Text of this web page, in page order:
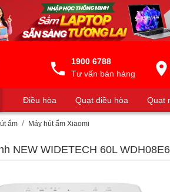
1900 6788
Tư vấn bán hàng
Điều hòa Quạt điều hòa Quạt
Máy lọc nước
ẩm Máy hút ẩm Xiaomi
NEW WIDETECH 60L